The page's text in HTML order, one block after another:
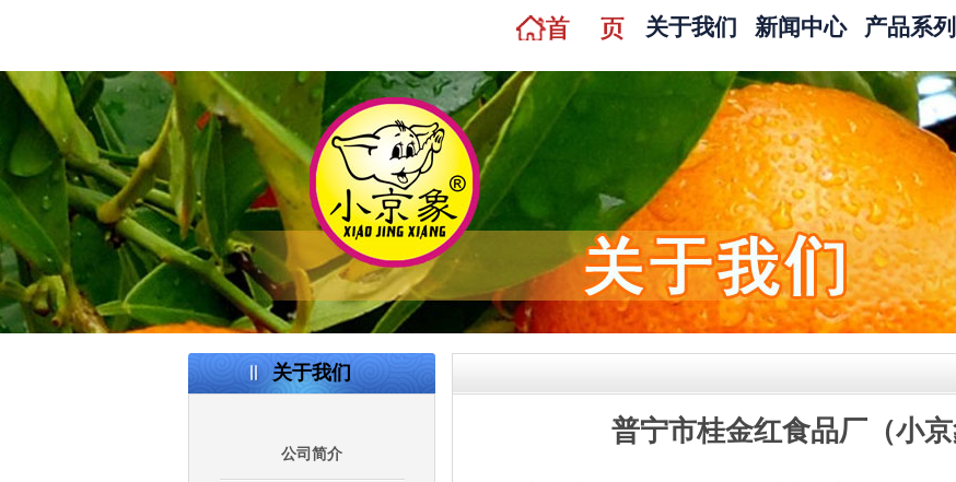
关于我们
公司简介
资质荣誉
公司优势
新闻中心 产品系列
水果罐头
果汁饮料
果冻布丁
坚果
糖果
关于我们
公司简介
普宁市桂金红食品厂（小